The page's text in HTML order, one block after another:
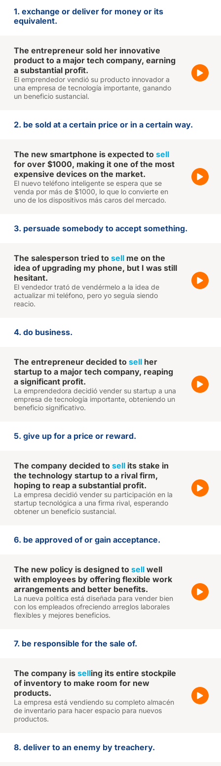
1. exchange or deliver for money or its
equivalent.
The entrepreneur sold her innovative
product to a major tech company, earning
a substantial profit.
El emprendedor vendió su producto innovador a
una empresa de tecnología importante, ganando
un beneficio sustancial.
2. be sold at a certain price or in a certain way.
The new smartphone is expected to sell
for over $1000, making it one of the most
expensive devices on the market.
El nuevo teléfono inteligente se espera que se
venda por más de $1000, lo que lo convierte en
uno de los dispositivos más caros del mercado.
3. persuade somebody to accept something.
The salesperson tried to sell me on the
idea of upgrading my phone, but I was still
hesitant.
El vendedor trató de vendérmelo a la idea de
actualizar mi teléfono, pero yo seguía siendo
reacio.
4. do business.
The entrepreneur decided to sell her
startup to a major tech company, reaping
a significant profit.
La emprendedora decidió vender su startup a una
empresa de tecnología importante, obteniendo un
beneficio significativo.
5. give up for a price or reward.
The company decided to sell its stake in
the technology startup to a rival firm,
hoping to reap a substantial profit.
La empresa decidió vender su participación en la
startup tecnológica a una firma rival, esperando
obtener un beneficio sustancial.
6. be approved of or gain acceptance.
The new policy is designed to sell well
with employees by offering flexible work
arrangements and better benefits.
La nueva política está diseñada para vender bien
con los empleados ofreciendo arreglos laborales
flexibles y mejores beneficios.
7. be responsible for the sale of.
The company is selling its entire stockpile
of inventory to make room for new
products.
La empresa está vendiendo su completo almacén
de inventario para hacer espacio para nuevos
productos.
8. deliver to an enemy by treachery.